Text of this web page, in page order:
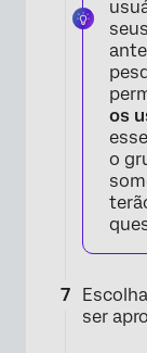
os
o
ser